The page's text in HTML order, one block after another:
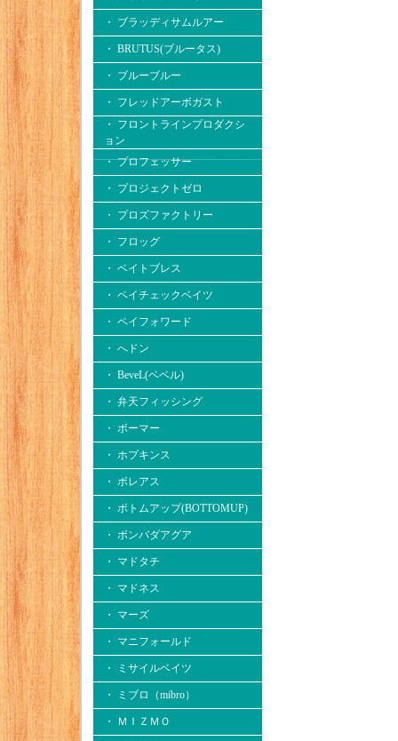
・ ブラッディサムルアー
・ BRUTUS(ブルータス)
・ ブルーブルー
・ フレッドアーボガスト
・ フロントラインプロダクシ
ョン
・ プロフェッサー
・ プロジェクトゼロ
・ プロズファクトリー
・ フロッグ
・ ベイトブレス
・ ペイチェックベイツ
・ ペイフォワード
・ へドン
・ BeveL(ベベル)
・ 弁天フィッシング
・ ボーマー
・ ホプキンス
・ ボレアス
・ ボトムアップ(BOTTOMUP)
・ ボンバダアグア
・ マドタチ
・ マドネス
・ マーズ
・ マニフォールド
・ ミサイルベイツ
・ ミブロ（mibro）
・ ＭＩＺＭＯ